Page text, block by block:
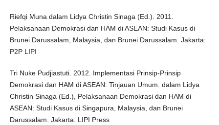
Riefqi Muna dalam Lidya Christin Sinaga (Ed.). 2011.
Pelaksanaan Demokrasi dan HAM di ASEAN: Studi Kasus di
Brunei Darussalam, Malaysia, dan Brunei Darussalam. Jakarta:
P2P LIPI
Tri Nuke Pudjiastuti. 2012. Implementasi Prinsip-Prinsip
Demokrasi dan HAM di ASEAN: Tinjauan Umum. dalam Lidya
Christin Sinaga (Ed.), Pelaksanaan Demokrasi dan HAM di
ASEAN: Studi Kasus di Singapura, Malaysia, dan Brunei
Darussalam. Jakarta: LIPI Press